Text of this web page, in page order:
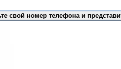
свой номер телефона и